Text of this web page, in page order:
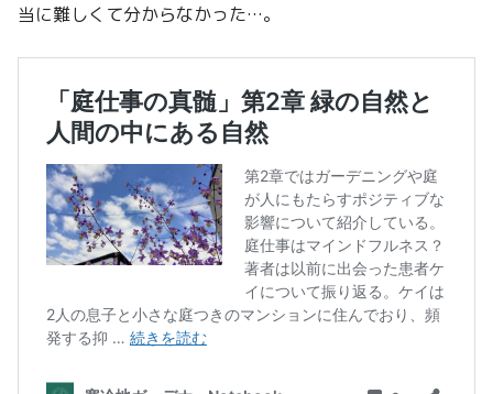
当に難しくて分からなかった…。